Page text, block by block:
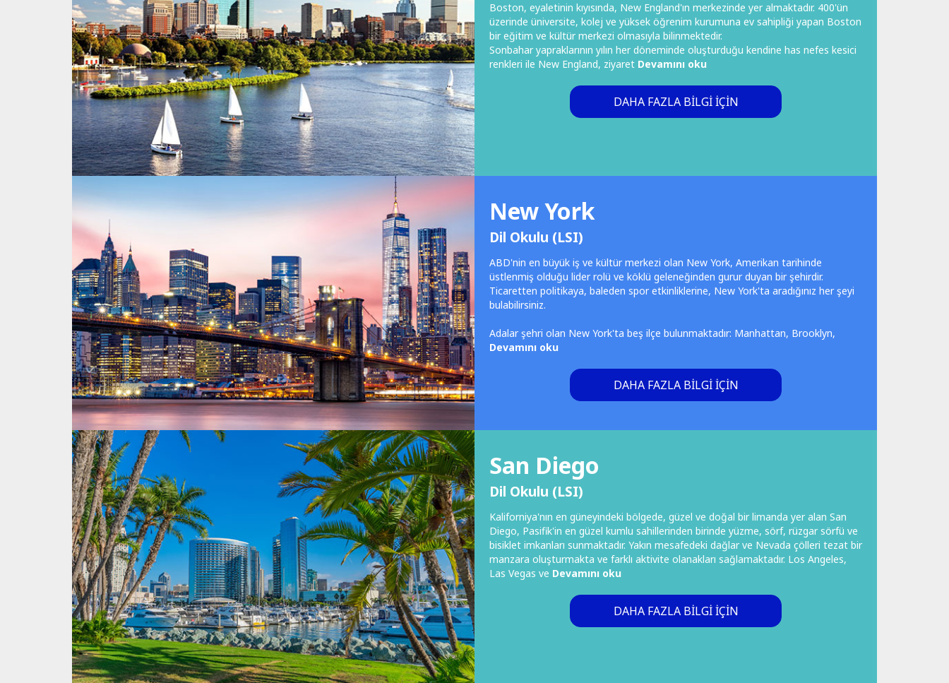
Boston, eyaletinin kıyısında, New England'ın merkezinde yer almaktadır. 400'ün
üzerinde üniversite, kolej ve yüksek öğrenim kurumuna ev sahipliği yapan Boston
bir eğitim ve kültür merkezi olmasıyla bilinmektedir.
Sonbahar yapraklarının yılın her döneminde oluşturduğu kendine has nefes kesici
renkleri ile New England, ziyaret Devamını oku
DAHA FAZLA BILGI IÇIN
New York
Dil Okulu (LSI)
ABD'nin en büyük iş ve kültür merkezi olan New York, Amerikan tarihinde
üstlenmiş olduğu lider rolü ve köklü geleneğinden gurur duyan bir şehirdir.
Ticaretten politikaya, baleden spor etkinliklerine, New York'ta aradığınız her şeyi
bulabilirsiniz.
Adalar şehri olan New York'ta beş ilçe bulunmaktadır: Manhattan, Brooklyn,
Devamını oku
DAHA FAZLA BILGI IÇIN
San Diego
Dil Okulu (LSI)
Kaliforniya'nın en güneyindeki bölgede, güzel ve doğal bir limanda yer alan San
Diego, Pasifik'in en güzel kumlu sahillerinden birinde yüzme, sörf, rüzgar sörfü ve
bisiklet imkanları sunmaktadır. Yakın mesafedeki dağlar ve Nevada çölleri tezat bir
manzara oluşturmakta ve farklı aktivite olanakları sağlamaktadır. Los Angeles,
Las Vegas ve Devamını oku
DAHA FAZLA BILGI IÇIN